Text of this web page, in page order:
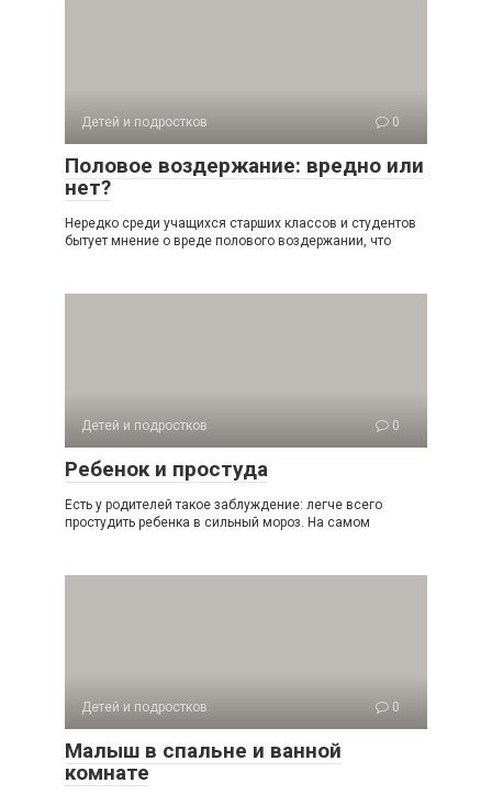
Детей и подростков 0
Половое воздержание: вредно или
нет?
Нередко среди учащихся старших классов и студентов
бытует мнение о вреде полового воздержании, что
Детей и подростков 0
Ребенок и простуда
Есть у родителей такое заблуждение: легче всего
простудить ребенка в сильный мороз. На самом
Детей и подростков 0
Малыш в спальне и ванной
комнате